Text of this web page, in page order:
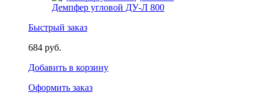
Демпфер угловой ДУ-Л 800
Быстрый заказ
684 руб.
Добавить в корзину
Оформить заказ